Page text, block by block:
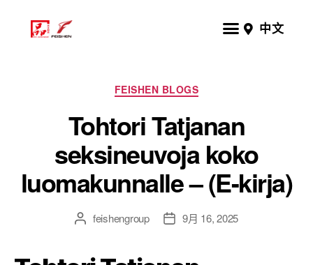
中文
FEISHEN BLOGS
Tohtori Tatjanan
seksineuvoja koko
luomakunnalle – (E-kirja)
feishengroup 9月 16, 2025